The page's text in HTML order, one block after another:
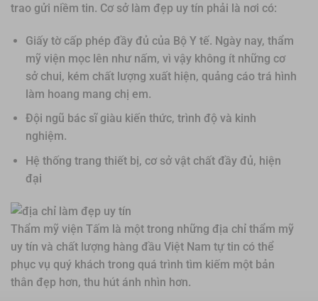
trao gửi niềm tin. Cơ sở làm đẹp uy tín phải là nơi có:
Giấy tờ cấp phép đầy đủ của Bộ Y tế. Ngày nay, thẩm
mỹ viện mọc lên như nấm, vì vậy không ít những cơ
sở chui, kém chất lượng xuất hiện, quảng cáo trá hình
làm hoang mang chị em.
Đội ngũ bác sĩ giàu kiến thức, trình độ và kinh
nghiệm.
Hệ thống trang thiết bị, cơ sở vật chất đầy đủ, hiện
đại
Thẩm mỹ viện Tấm là một trong những địa chỉ thẩm mỹ
uy tín và chất lượng hàng đầu Việt Nam tự tin có thể
phục vụ quý khách trong quá trình tìm kiếm một bản
thân đẹp hơn, thu hút ánh nhìn hơn.